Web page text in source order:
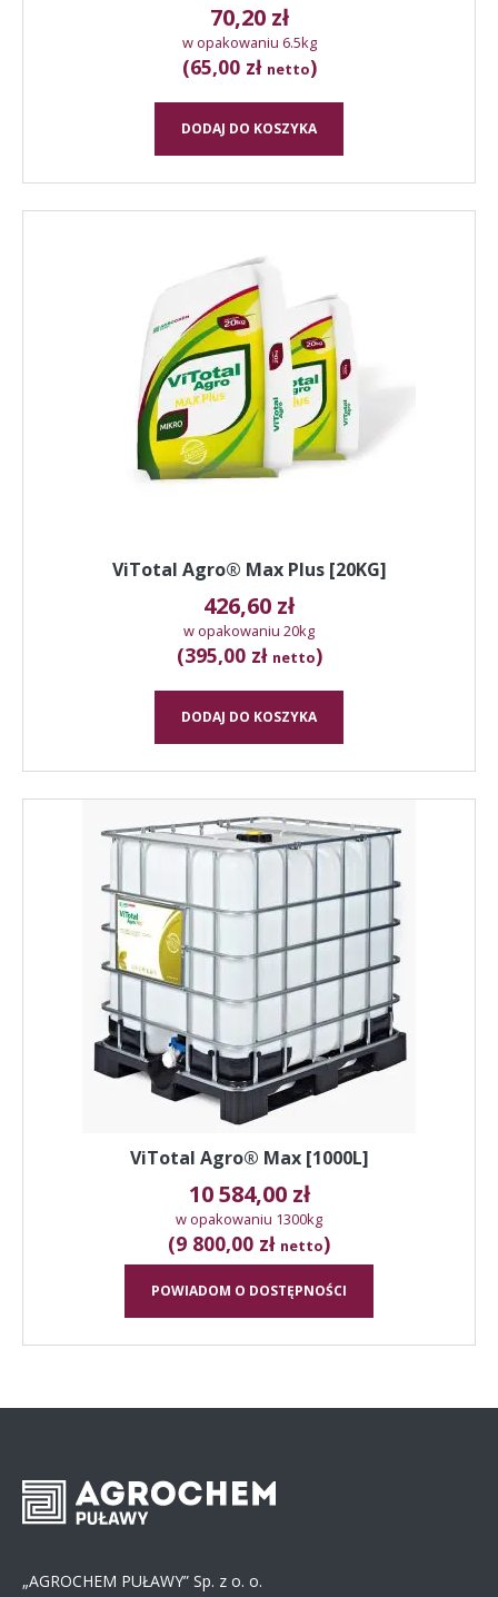
70,20 zł
w opakowaniu 6.5kg
(65,00 zł netto)
DODAJ DO KOSZYKA
ViTotal Agro® Max Plus [20KG]
426,60 zł
w opakowaniu 20kg
(395,00 zł netto)
DODAJ DO KOSZYKA
ViTotal Agro® Max [1000L]
10 584,00 zł
w opakowaniu 1300kg
(9 800,00 zł netto)
POWIADOM O DOSTĘPNOŚCI
„AGROCHEM PUŁAWY” Sp. z o. o.